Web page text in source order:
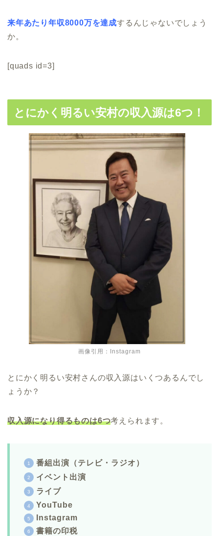
来年あたり年収8000万を達成するんじゃないでしょう
か。
[quads id=3]
とにかく明るい安村の収入源は6つ！
画像引用：Instagram
とにかく明るい安村さんの収入源はいくつあるんでし
ょうか？
収入源になり得るものは6つ考えられます。
番組出演（テレビ・ラジオ）
イベント出演
ライブ
YouTube
Instagram
書籍の印税